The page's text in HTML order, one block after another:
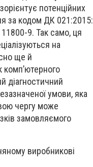
потенційних
за кодом ДК 021:2015:
9. Так само, ця
на
ще й
комп’ютерного
діагностичний
умови, яка
чергу може
замовляємого
виробникові